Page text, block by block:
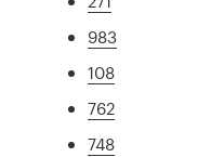
983
108
762
748